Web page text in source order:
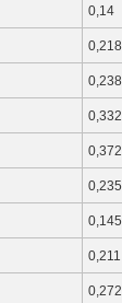
0,14
0,218
0,238
0,332
0,372
0,235
0,145
0,211
0,272